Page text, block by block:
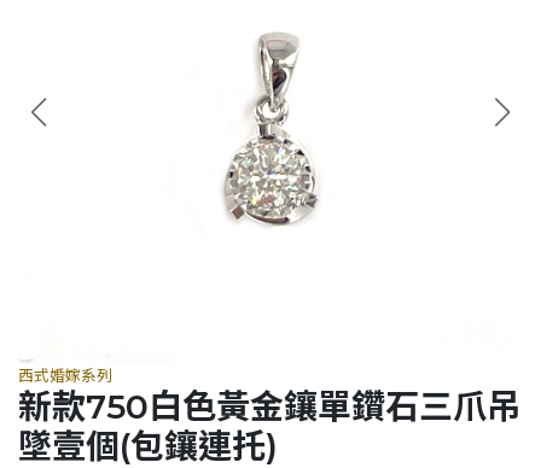
西式婚嫁系列
新款750白色黃金鑲單鑽石三爪吊
墜壹個(包鑲連托)